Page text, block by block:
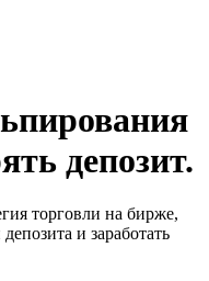
депозит.
торговли на бирже,
и заработать